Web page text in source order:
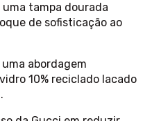
uma tampa dourada
de sofisticação ao
abordagem
10% reciclado lacado